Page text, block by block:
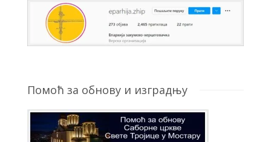
Помоћ за обнову и изградњу